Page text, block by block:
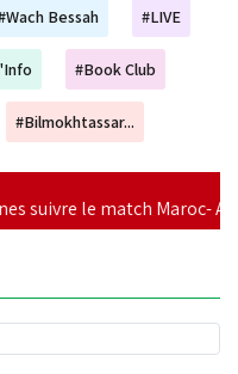
Bessah #LIVE
#Book Club
#Bilmokhtassar...
Maroc- Afrique du Sud